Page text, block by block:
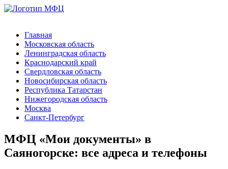
Главная
Московская область
Ленинградская область
Краснодарский край
Свердловская область
Новосибирская область
Республика Татарстан
Нижегородская область
Москва
Санкт-Петербург
МФЦ «Мои документы» в
Саяногорске: все адреса и телефоны